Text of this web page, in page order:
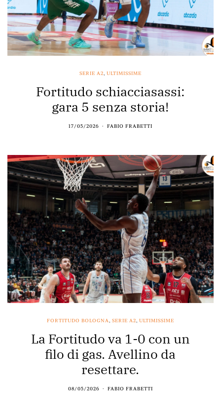
SERIE A2, ULTIMISSIME
Fortitudo schiacciasassi:
gara 5 senza storia!
17/05/2026 FABIO FRABETTI
FORTITUDO BOLOGNA, SERIE A2, ULTIMISSIME
La Fortitudo va 1-0 con un
filo di gas. Avellino da
resettare.
08/05/2026 FABIO FRABETTI